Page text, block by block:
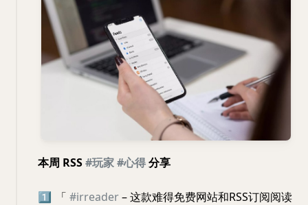
本周 RSS#玩家#心得分享
1️⃣ 「 #irreader– 这款难得免费网站和RSS订阅阅读